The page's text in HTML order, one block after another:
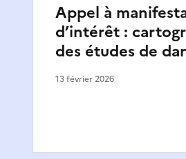
Appel à
d’intérêt :
des études de
13 février 2026